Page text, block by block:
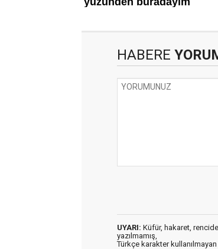
HABERE
UYARI: Küfür, hakaret,
yazılmamış,
Türkçe karakter